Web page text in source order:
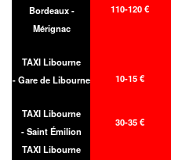
Bordeaux -
Mérignac
110-120 €
TAXI Libourne
- Gare de Libourne
10-15 €
TAXI Libourne
- Saint Émilion
30-35 €
TAXI Libourne